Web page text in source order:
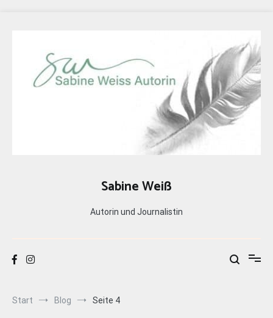
Sabine Weiß
Autorin und Journalistin
Start Blog Seite 4